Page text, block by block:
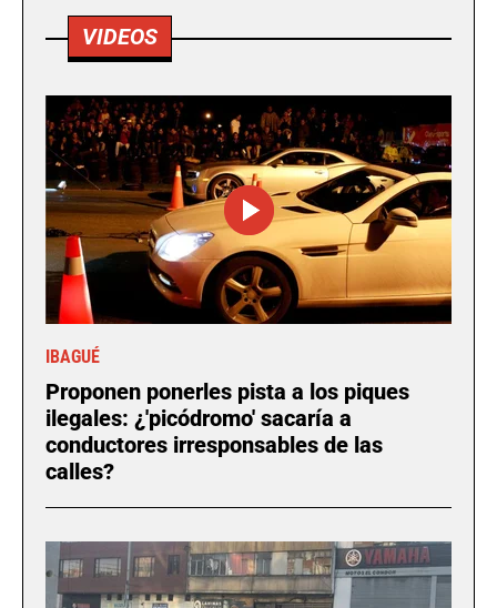
VIDEOS
IBAGUÉ
Proponen ponerles pista a los piques
ilegales: ¿'picódromo' sacaría a
conductores irresponsables de las
calles?